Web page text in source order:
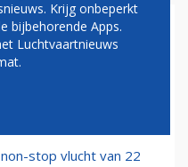
mag Israëlische
stop vlucht van 22
Krijg onbeperkt
bijbehorende Apps.
Luchtvaartnieuws